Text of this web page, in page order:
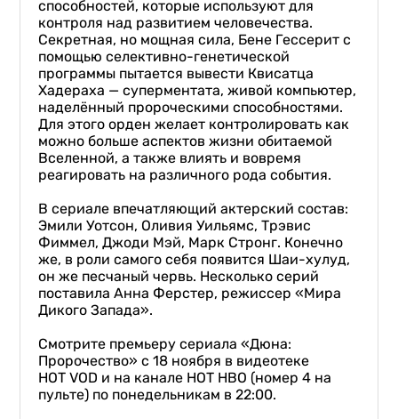
способностей, которые используют для
контроля над развитием человечества.
Секретная, но мощная сила, Бене Гессерит с
помощью селективно-генетической
программы пытается вывести Квисатца
Хадераха — суперментата, живой компьютер,
наделённый пророческими способностями.
Для этого орден желает контролировать как
можно больше аспектов жизни обитаемой
Вселенной, а также влиять и вовремя
реагировать на различного рода события.
В сериале впечатляющий актерский состав:
Эмили Уотсон, Оливия Уильямс, Трэвис
Фиммел, Джоди Мэй, Марк Стронг. Конечно
же, в роли самого себя появится Шаи-хулуд,
он же песчаный червь. Несколько серий
поставила Анна Ферстер, режиссер «Мира
Дикого Запада».
Смотрите премьеру сериала «Дюна:
Пророчество» с 18 ноября в видеотеке
HOT VOD и на канале НОТ НВО (номер 4 на
пульте) по понедельникам в 22:00.